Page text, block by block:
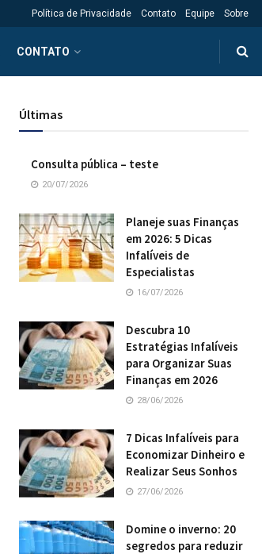
Política de Privacidade Contato Equipe Sobre
CONTATO
Últimas
Consulta pública – teste
20/07/2026
Planeje suas Finanças
em 2026: 5 Dicas
Infalíveis de
Especialistas
16/07/2026
Descubra 10
Estratégias Infalíveis
para Organizar Suas
Finanças em 2026
28/06/2026
7 Dicas Infalíveis para
Economizar Dinheiro e
Realizar Seus Sonhos
27/06/2026
Domine o inverno: 20
segredos para reduzir